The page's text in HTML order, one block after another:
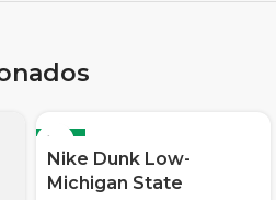
-17%
Nike Dunk Low-
Michigan State